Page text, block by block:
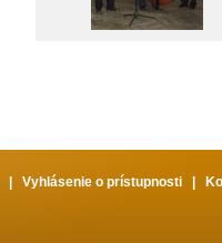
Vyhlásenie o prístupnosti